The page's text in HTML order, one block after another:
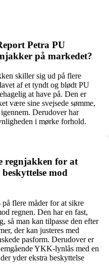
Petra PU
på markedet?
skiller sig ud på flere
af et tyndt og blødt PU
at have på. Den er
være sine svejsede sømme,
Derudover har
i mørke forhold.
regnjakken for at
mod
flere måder for at sikre
regnen. Den har en fast,
så man kan tilpasse den efter
der kan justeres med
pasform. Derudover er
YKK-lynlås med en
yder ekstra beskyttelse